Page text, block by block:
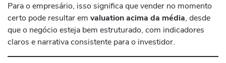
Para o empresário, isso significa que vender no momento
certo pode resultar em valuation acima da média, desde
que o negócio esteja bem estruturado, com indicadores
claros e narrativa consistente para o investidor.